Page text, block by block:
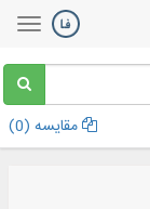
مقایسه (0
)